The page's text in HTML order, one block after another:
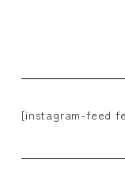
[instagram-feed